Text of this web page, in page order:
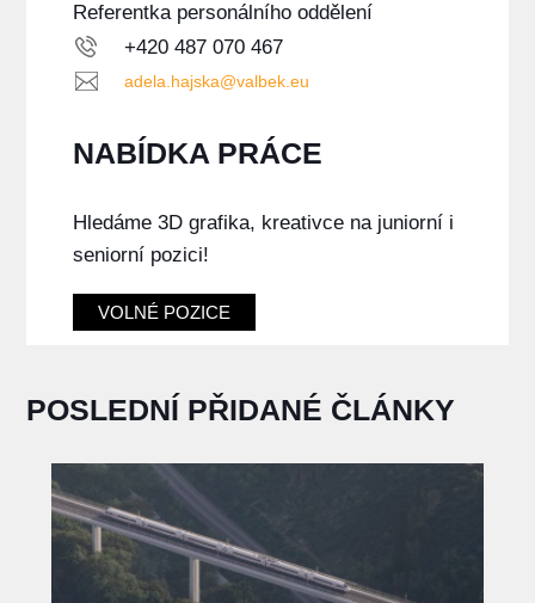
Referentka personálního oddělení
+420 487 070 467
adela.hajska@valbek.eu
NABÍDKA PRÁCE
Hledáme 3D grafika, kreativce na juniorní i
seniorní pozici!
VOLNÉ POZICE
POSLEDNÍ PŘIDANÉ ČLÁNKY